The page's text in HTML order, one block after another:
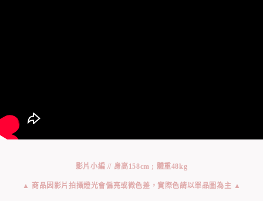
影片小編 // 身高158cm ; 體重48kg
▲ 商品因影片拍攝燈光會偏亮或微色差，實際色請以單品圖為主 ▲